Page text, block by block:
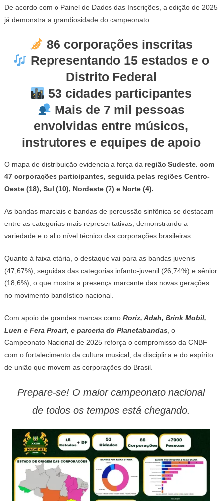
Bandas
E
2025
De acordo com o Painel de Dados das Inscrições, a edição de 2025
já demonstra a grandiosidade do campeonato:
86 corporações inscritas
Representando 15 estados e o
Distrito Federal
53 cidades participantes
Mais de 7 mil pessoas
envolvidas entre músicos,
instrutores e equipes de apoio
O mapa de distribuição evidencia a força da região Sudeste, com
47 corporações participantes, seguida pelas regiões Centro-
Oeste (18), Sul (10), Nordeste (7) e Norte (4).
As bandas marciais e bandas de percussão sinfônica se destacam
entre as categorias mais representativas, demonstrando a
variedade e o alto nível técnico das corporações brasileiras.
Quanto à faixa etária, o destaque vai para as bandas juvenis
(47,67%), seguidas das categorias infanto-juvenil (26,74%) e sênior
(18,6%), o que mostra a presença marcante das novas gerações
no movimento bandístico nacional.
Com apoio de grandes marcas como Roriz, Adah, Brink Mobil,
Luen e Fera Proart, e parceria do Planetabandas, o
Campeonato Nacional de 2025 reforça o compromisso da CNBF
com o fortalecimento da cultura musical, da disciplina e do espírito
de união que movem as corporações do Brasil.
Prepare-se! O maior campeonato nacional
de todos os tempos está chegando.